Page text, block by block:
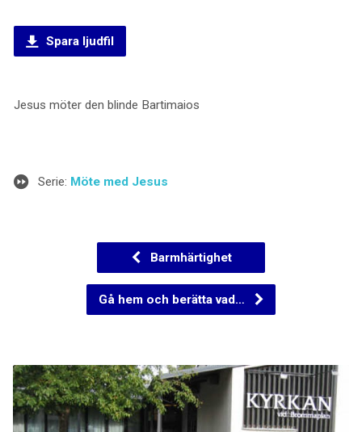
Spara ljudfil
Jesus möter den blinde Bartimaios
Serie: Möte med Jesus
Barmhärtighet
Gå hem och berätta vad…